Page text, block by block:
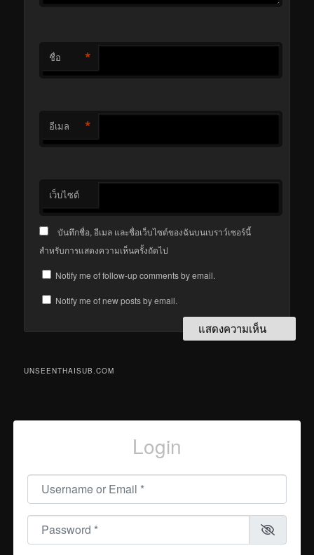
ชื่อ *
อีเมล *
เว็บไซต์
บันทึกชื่อ, อีเมล และชื่อเว็บไซต์ของฉันบนเบราว์เซอร์นี้
สำหรับการแสดงความเห็นครั้งถัดไป
Notify me of follow-up comments by email.
Notify me of new posts by email.
UNSEENTHAISUB.COM
Login
Username or Email
Password